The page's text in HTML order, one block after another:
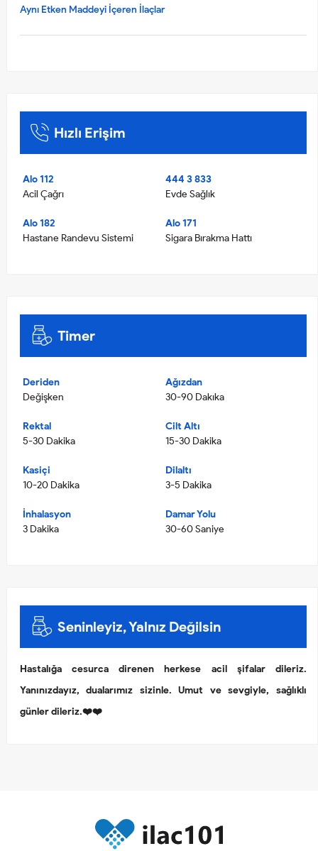
Aynı Etken Maddeyi İçeren İlaçlar
Hızlı Erişim
Alo 112
Acil Çağrı
444 3 833
Evde Sağlık
Alo 182
Hastane Randevu Sistemi
Alo 171
Sigara Bırakma Hattı
Timer
Deriden
Değişken
Ağızdan
30-90 Dakıka
Rektal
5-30 Dakika
Cilt Altı
15-30 Dakika
Kasiçi
10-20 Dakika
Dilaltı
3-5 Dakika
İnhalasyon
3 Dakika
Damar Yolu
30-60 Saniye
Seninleyiz, Yalnız Değilsin
Hastalığa cesurca direnen herkese acil şifalar dileriz.
Yanınızdayız, dualarımız sizinle. Umut ve sevgiyle, sağlıklı
günler dileriz.❤️❤️